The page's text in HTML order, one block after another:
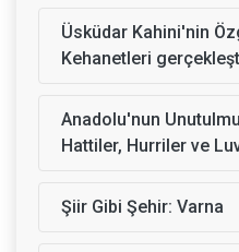
Üsküdar Kahini'nin
Kehanetleri
Anadolu'nun
Hattiler, Hurriler ve
Şiir Gibi Şehir: Varna